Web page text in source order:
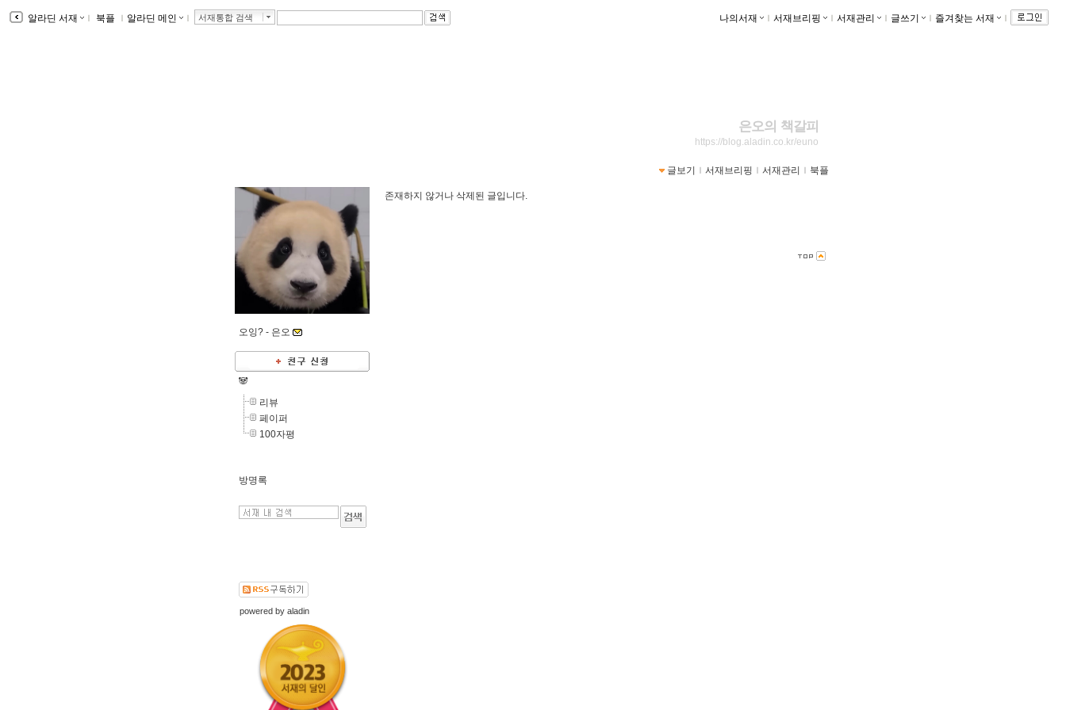
알라딘 서재 ｌ 북플 ｌ 알라딘 메인 ｌ 서재통합 검색 나의서재 ｌ 서재브리핑 ｌ 서재관리 ｌ 글쓰기 ｌ 즐겨찾는 서재 ｌ
은오의 책갈피
https://blog.aladin.co.kr/euno
글보기 ｌ 서재브리핑 ｌ 서재관리 ｌ 북플
오잉? - 은오
🐼
리뷰
페이퍼
100자평
방명록
powered by aladin
존재하지 않거나 삭제된 글입니다.